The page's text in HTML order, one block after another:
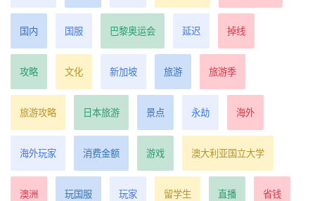
国内 国服 巴黎奥运会 延迟 掉线
攻略 文化 新加坡 旅游 旅游季
旅游攻略 日本旅游 景点 永劫 海外
海外玩家 消费金额 游戏 澳大利亚国立大学
澳洲 玩国服 玩家 留学生 直播 省钱